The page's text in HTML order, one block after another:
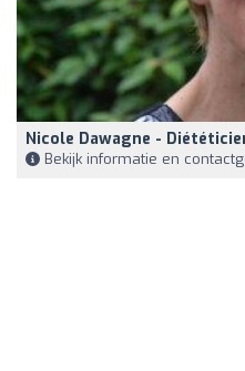
Nicole Dawagne -
Bekijk informatie en